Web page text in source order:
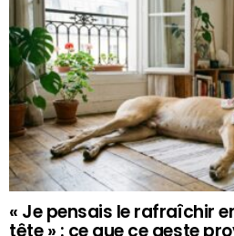
« Je pensais le rafraîchir
tête » : ce que ce geste